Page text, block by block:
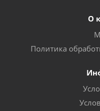
О
Политика